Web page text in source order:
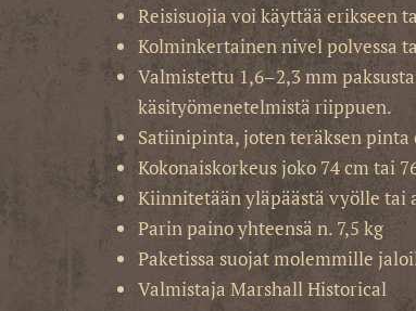
Reisisuojia voi käyttää erikseen
Kolminkertainen nivel polvessa
Valmistettu 1,6–2,3 mm
käsityömenetelmistä riippuen.
Satiinipinta, joten teräksen pinta
Kokonaiskorkeus joko 74 cm tai
Kiinnitetään yläpäästä vyölle tai
Parin paino yhteensä n. 7,5 kg
Paketissa suojat molemmille
Valmistaja Marshall Historical